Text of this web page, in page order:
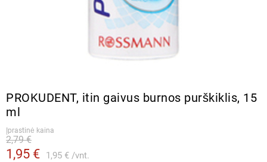
PROKUDENT, itin gaivus burnos purškiklis, 15
ml
Įprastinė kaina
1,95 € 1,95 € vnt.
2,79 €